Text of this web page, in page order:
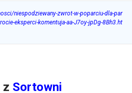
niespodziewany-zwrot-w-poparciu-dla-par
eksperci-komentuja-aa-J7oy-jpDg-8Bh3.ht
z Sortowni